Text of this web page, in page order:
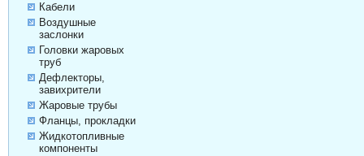
Кабели
Воздушные
заслонки
Головки жаровых
труб
Дефлекторы,
завихрители
Жаровые трубы
Фланцы, прокладки
Жидкотопливные
компоненты